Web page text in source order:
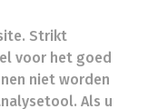
in België
Strikt
voor het goed
niet worden
Als u